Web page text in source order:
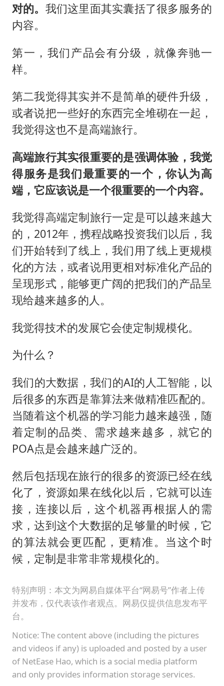
对的。 我们这里面其实囊括了很多服务的
内容。
第一，我们产品会有分级，就像奔驰一
样。
第二我觉得其实并不是简单的硬件升级，
或者说把一些好的东西完全堆砌在一起，
我觉得这也不是高端旅行。
高端旅行其实很重要的是强调体验，我觉
得服务是我们最重要的一个，你认为高
端，它应该说是一个很重要的一个内容。
我觉得高端定制旅行一定是可以越来越大
的，2012年，携程战略投资我们以后，我
们开始转到了线上，我们用了线上更规模
化的方法，或者说用更相对标准化产品的
呈现形式，能够更广阔的把我们的产品呈
现给越来越多的人。
我觉得技术的发展它会使定制规模化。
为什么？
我们的大数据，我们的AI的人工智能，以
后很多的东西是靠算法来做精准匹配的。
当随着这个机器的学习能力越来越强，随
着定制的品类、需求越来越多，就它的
POA点是会越来越广泛的。
然后包括现在旅行的很多的资源已经在线
化了，资源如果在线化以后，它就可以连
接，连接以后，这个机器再根据人的需
求，达到这个大数据的足够量的时候，它
的算法就会更匹配，更精准。当这个时
候，定制是非常非常规模化的。
特别声明：本文为网易自媒体平台“网易号”作者上传
并发布，仅代表该作者观点。网易仅提供信息发布平
台。
Notice: The content above (including the pictures
and videos if any) is uploaded and posted by a user
of NetEase Hao, which is a social media platform
and only provides information storage services.